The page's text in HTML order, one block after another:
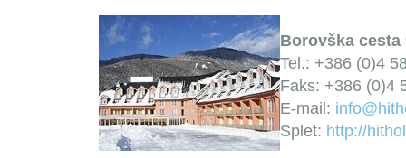
Borovška cesta
Tel.: +386 (0)4
Faks: +386 (0)4
E-mail:
Splet: http://